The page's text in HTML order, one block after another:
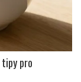
pro